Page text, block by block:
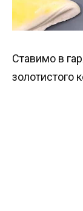
Ставимо в
золотистого